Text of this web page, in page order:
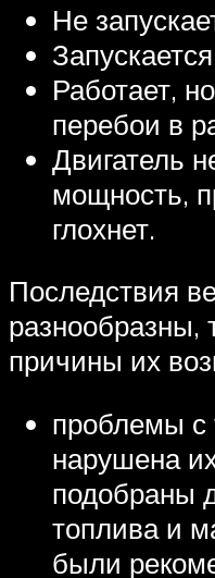
Не
Работает,
перебои в
Двигатель
мощность,
глохнет.
Последствия
разнообразны,
причины их
проблемы с
нарушена
подобраны
топлива и
были